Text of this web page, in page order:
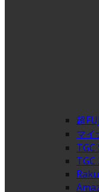
超
マイ